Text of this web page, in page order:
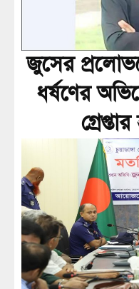
জুসের
ধর্ষণের